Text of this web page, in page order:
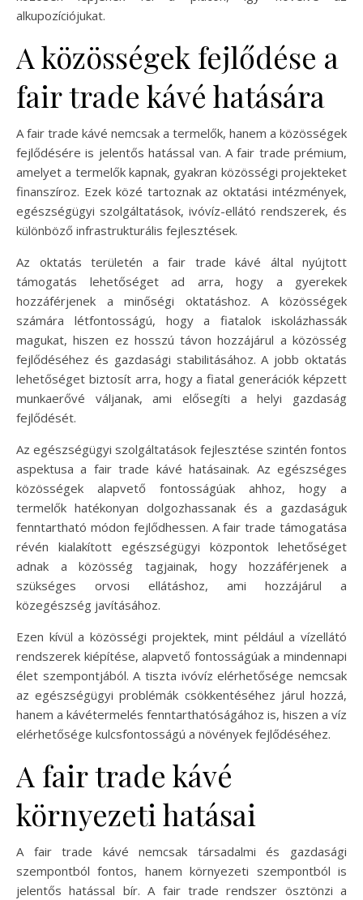
alkupozíciójukat.
A közösségek fejlődése a
fair trade kávé hatására
A fair trade kávé nemcsak a termelők, hanem a közösségek
fejlődésére is jelentős hatással van. A fair trade prémium,
amelyet a termelők kapnak, gyakran közösségi projekteket
finanszíroz. Ezek közé tartoznak az oktatási intézmények,
egészségügyi szolgáltatások, ivóvíz-ellátó rendszerek, és
különböző infrastrukturális fejlesztések.
Az oktatás területén a fair trade kávé által nyújtott
támogatás lehetőséget ad arra, hogy a gyerekek
hozzáférjenek a minőségi oktatáshoz. A közösségek
számára létfontosságú, hogy a fiatalok iskolázhassák
magukat, hiszen ez hosszú távon hozzájárul a közösség
fejlődéséhez és gazdasági stabilitásához. A jobb oktatás
lehetőséget biztosít arra, hogy a fiatal generációk képzett
munkaerővé váljanak, ami elősegíti a helyi gazdaság
fejlődését.
Az egészségügyi szolgáltatások fejlesztése szintén fontos
aspektusa a fair trade kávé hatásainak. Az egészséges
közösségek alapvető fontosságúak ahhoz, hogy a
termelők hatékonyan dolgozhassanak és a gazdaságuk
fenntartható módon fejlődhessen. A fair trade támogatása
révén kialakított egészségügyi központok lehetőséget
adnak a közösség tagjainak, hogy hozzáférjenek a
szükséges orvosi ellátáshoz, ami hozzájárul a
közegészség javításához.
Ezen kívül a közösségi projektek, mint például a vízellátó
rendszerek kiépítése, alapvető fontosságúak a mindennapi
élet szempontjából. A tiszta ivóvíz elérhetősége nemcsak
az egészségügyi problémák csökkentéséhez járul hozzá,
hanem a kávétermelés fenntarthatóságához is, hiszen a víz
elérhetősége kulcsfontosságú a növények fejlődéséhez.
A fair trade kávé
környezeti hatásai
A fair trade kávé nemcsak társadalmi és gazdasági
szempontból fontos, hanem környezeti szempontból is
jelentős hatással bír. A fair trade rendszer ösztönzi a